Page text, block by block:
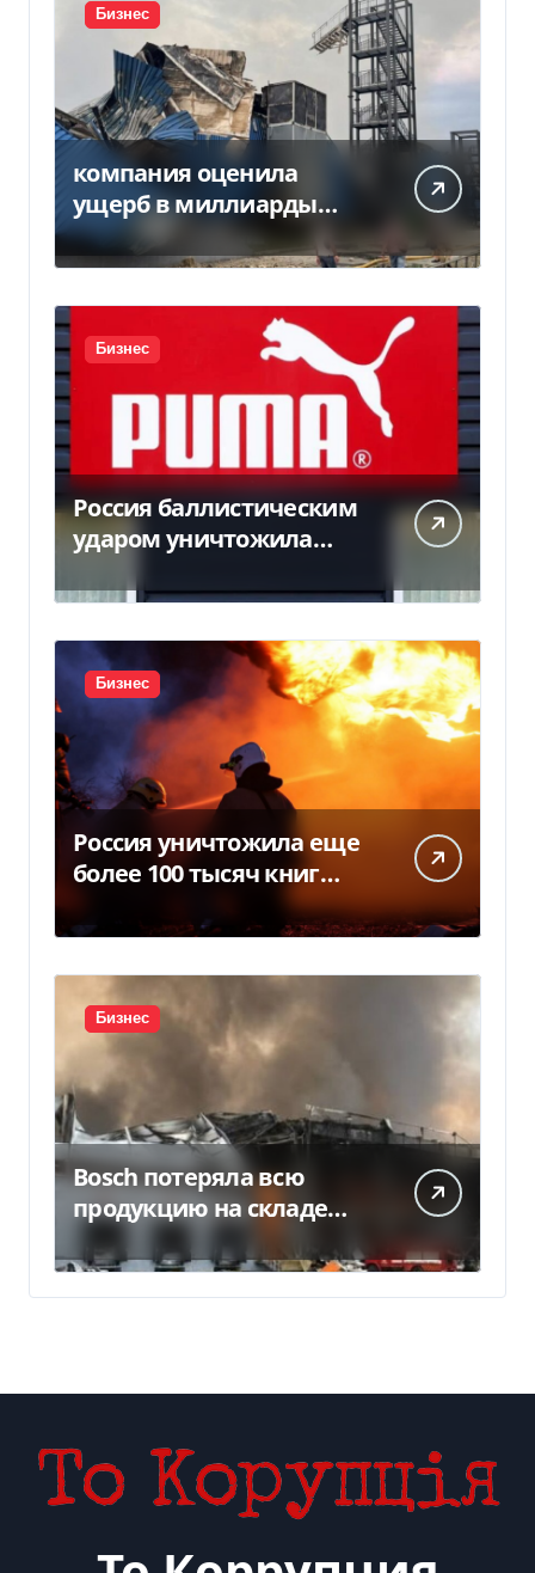
Бизнес
компания оценила
ущерб в миллиарды
гривен
Бизнес
Россия баллистическим
ударом уничтожила
детали
Бизнес
Россия уничтожила еще
более 100 тысяч книг
BookChef: что произошло
Бизнес
Bosch потеряла всю
продукцию на складе